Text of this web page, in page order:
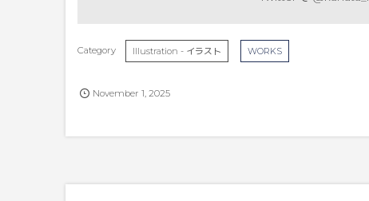
Illustration - イラスト WORKS
November 1,2025